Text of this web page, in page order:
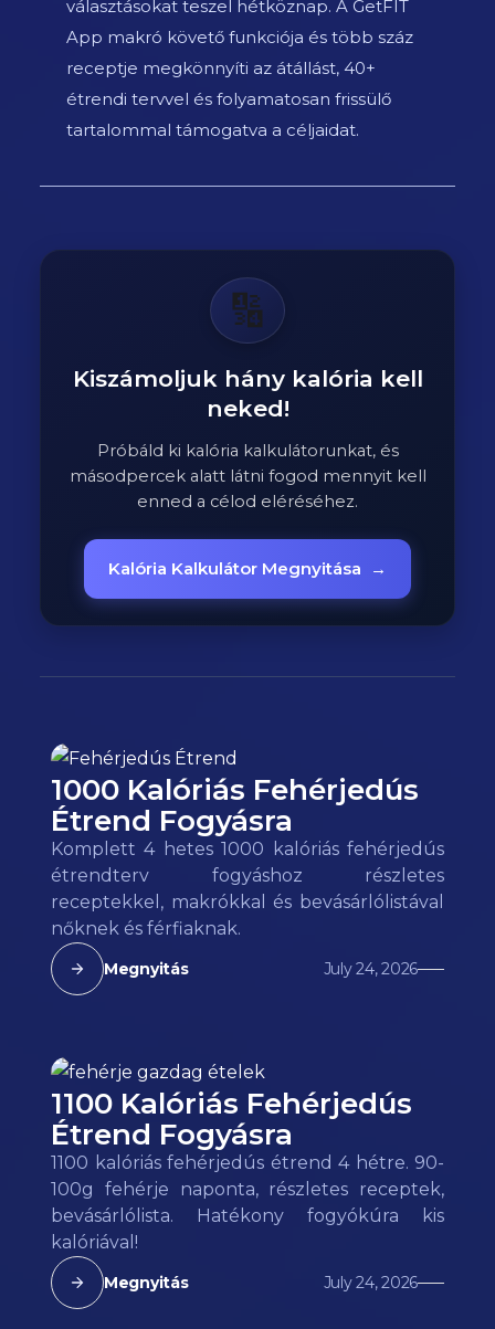
választásokat teszel hétköznap. A GetFIT
App makró követő funkciója és több száz
receptje megkönnyíti az átállást, 40+
étrendi tervvel és folyamatosan frissülő
tartalommal támogatva a céljaidat.
🔢
Kiszámoljuk hány kalória kell
neked!
Próbáld ki kalória kalkulátorunkat, és
másodpercek alatt látni fogod mennyit kell
enned a célod eléréséhez.
Kalória Kalkulátor Megnyitása →
1000 Kalóriás Fehérjedús
Étrend Fogyásra
Komplett 4 hetes 1000 kalóriás fehérjedús
étrendterv fogyáshoz részletes
receptekkel, makrókkal és bevásárlólistával
nőknek és férfiaknak.
Megnyitás July 24, 2026
1100 Kalóriás Fehérjedús
Étrend Fogyásra
1100 kalóriás fehérjedús étrend 4 hétre. 90-
100g fehérje naponta, részletes receptek,
bevásárlólista. Hatékony fogyókúra kis
kalóriával!
Megnyitás July 24, 2026